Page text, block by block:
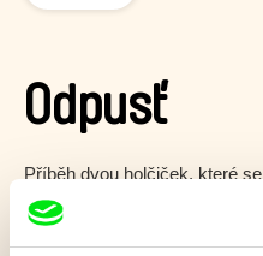
Odpusť
Příběh dvou holčiček, které
nafouknou se jako balóny,
ale zachrání jejich koťátko?